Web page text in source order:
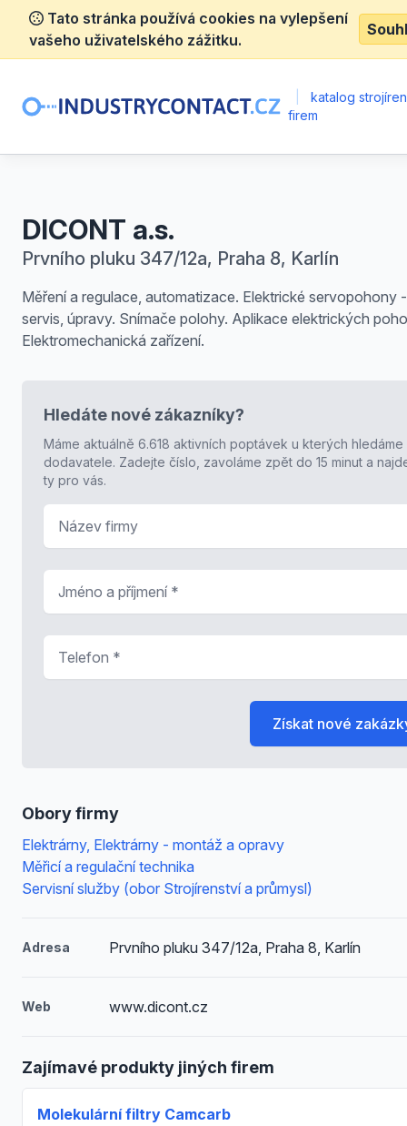
Tato stránka používá cookies na vylepšení
vašeho uživatelského zážitku.
katalog
firem
DICONT a.s.
Prvního pluku 347/12a, Praha 8, Karlín
Měření a regulace, automatizace. Elektrické servopohony
servis, úpravy. Snímače polohy. Aplikace elektrických
Elektromechanická zařízení.
Obory firmy
Elektrárny, Elektrárny - montáž a opravy
Měřicí a regulační technika
Servisní služby (obor Strojírenství a průmysl)
Adresa Prvního pluku 347/12a, Praha 8, Karlín
Web www.dicont.cz
Zajímavé produkty jiných firem
Molekulární filtry Camcarb
Hledáte nové zákazníky?
Máme aktuálně 6.618 aktivních poptávek u kterých hledáme
dodavatele. Zadejte číslo, zavoláme zpět do 15 minut a
ty pro vás.
Získat nové